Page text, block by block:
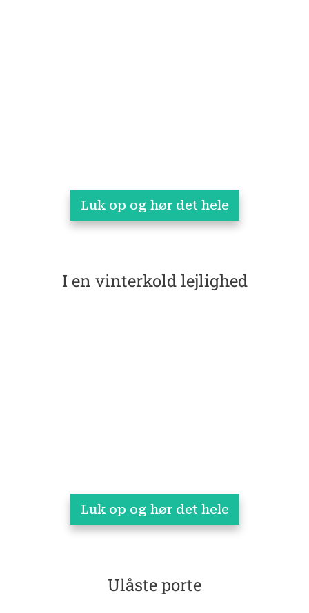
Luk op og hør det hele
I en vinterkold lejlighed
Luk op og hør det hele
Ulåste porte